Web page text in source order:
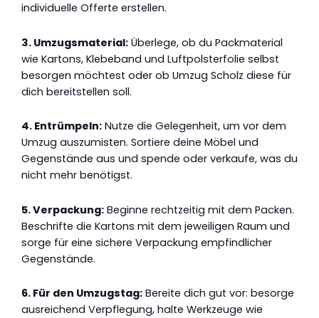
individuelle Offerte erstellen.
3. Umzugsmaterial: Überlege, ob du Packmaterial
wie Kartons, Klebeband und Luftpolsterfolie selbst
besorgen möchtest oder ob Umzug Scholz diese für
dich bereitstellen soll.
4. Entrümpeln: Nutze die Gelegenheit, um vor dem
Umzug auszumisten. Sortiere deine Möbel und
Gegenstände aus und spende oder verkaufe, was du
nicht mehr benötigst.
5. Verpackung: Beginne rechtzeitig mit dem Packen.
Beschrifte die Kartons mit dem jeweiligen Raum und
sorge für eine sichere Verpackung empfindlicher
Gegenstände.
6. Für den Umzugstag: Bereite dich gut vor: besorge
ausreichend Verpflegung, halte Werkzeuge wie